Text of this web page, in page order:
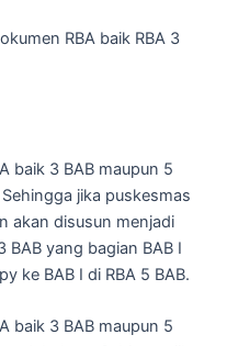
RBA baik RBA 3
baik 3 BAB maupun 5
jika puskesmas
akan disusun menjadi
BAB yang bagian BAB I
ke BAB I di RBA 5 BAB.
baik 3 BAB maupun 5